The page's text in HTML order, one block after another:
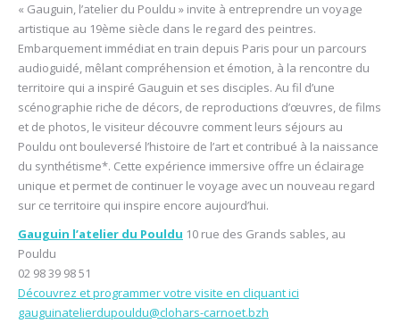
« Gauguin, l’atelier du Pouldu » invite à entreprendre un voyage
artistique au 19ème siècle dans le regard des peintres.
Embarquement immédiat en train depuis Paris pour un parcours
audioguidé, mêlant compréhension et émotion, à la rencontre du
territoire qui a inspiré Gauguin et ses disciples. Au fil d’une
scénographie riche de décors, de reproductions d’œuvres, de films
et de photos, le visiteur découvre comment leurs séjours au
Pouldu ont bouleversé l’histoire de l’art et contribué à la naissance
du synthétisme*. Cette expérience immersive offre un éclairage
unique et permet de continuer le voyage avec un nouveau regard
sur ce territoire qui inspire encore aujourd’hui.
Gauguin l’atelier du Pouldu 10 rue des Grands sables, au
Pouldu
02 98 39 98 51
Découvrez et programmer votre visite en cliquant ici
gauguinatelierdupouldu@clohars-carnoet.bzh